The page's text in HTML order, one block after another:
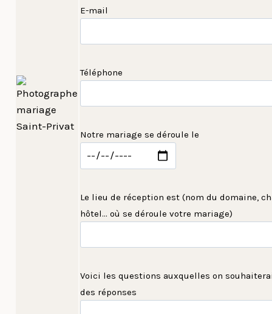
E-mail
Téléphone
Notre mariage se déroule le
Le lieu de réception est (nom du domaine,
hôtel... où se déroule votre mariage)
Voici les questions auxquelles on
des réponses